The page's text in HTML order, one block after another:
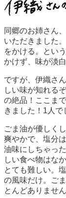
同郷のお姉さん
いただきました
をかける。とい
かけず、味が淡
ですが、伊織さ
しい味が知れる
の絶品！ここま
きました！1人で
ごま油が優しく
爽やかで、塩分
油味にしちゃっ
しい食べ物はな
とても難しい。
の風味だけ。ご
とんどありません